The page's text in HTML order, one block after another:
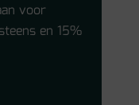
voor
en 15%